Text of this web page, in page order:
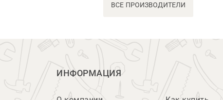
ВСЕ ПРОИЗВОДИТЕЛИ
ИНФОРМАЦИЯ